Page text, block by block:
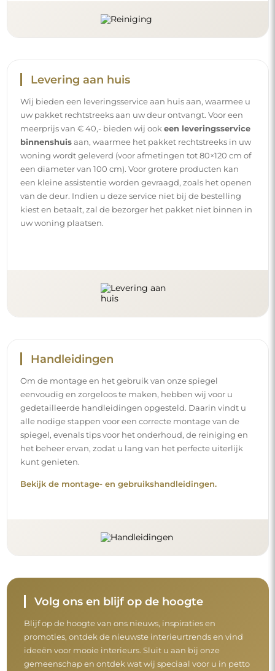
Levering aan huis
Wij bieden een leveringsservice aan huis aan, waarmee u
uw pakket rechtstreeks aan uw deur ontvangt. Voor een
meerprijs van € 40,- bieden wij ookeen leveringsservice
binnenshuisaan, waarmee het pakket rechtstreeks in uw
woning wordt geleverd (voor afmetingen tot 80×120 cm of
een diameter van 100 cm). Voor grotere producten kan
een kleine assistentie worden gevraagd, zoals het openen
van de deur. Indien u deze service niet bij de bestelling
kiest en betaalt, zal de bezorger het pakket niet binnen in
uw woning plaatsen.
Handleidingen
Om de montage en het gebruik van onze spiegel
eenvoudig en zorgeloos te maken, hebben wij voor u
gedetailleerde handleidingen opgesteld. Daarin vindt u
alle nodige stappen voor een correcte montage van de
spiegel, evenals tips voor het onderhoud, de reiniging en
het beheer ervan, zodat u lang van het perfecte uiterlijk
kunt genieten.
Bekijk de montage- en gebruikshandleidingen.
Volg ons en blijf op de hoogte
Blijf op de hoogte van ons nieuws, inspiraties en
promoties, ontdek de nieuwste interieurtrends en vind
ideeën voor mooie interieurs. Sluit u aan bij onze
gemeenschap en ontdek wat wij speciaal voor u in petto